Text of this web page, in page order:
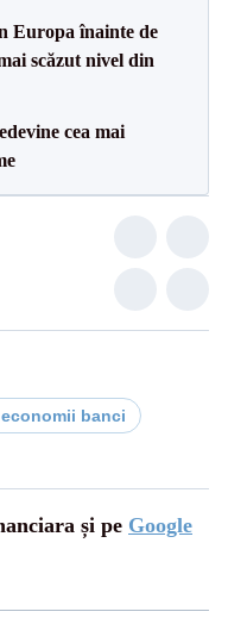
Europa înainte de
scăzut nivel din
cea mai
banci
și pe Google